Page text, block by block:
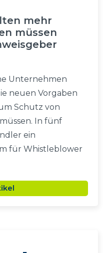
mehr
müssen
Unternehmen
neuen Vorgaben
Schutz von
In fünf
ein
für Whistleblower